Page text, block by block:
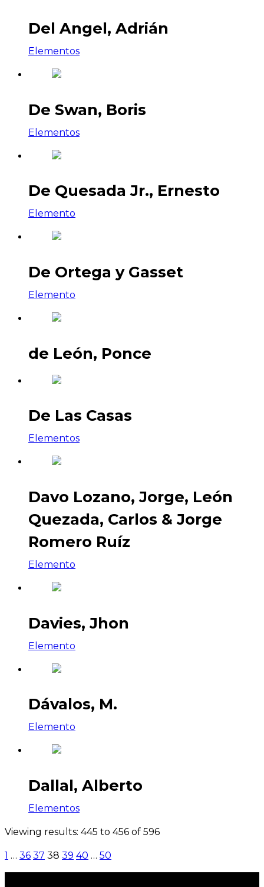
Del Angel, Adrián
Elementos
De Swan, Boris
Elementos
De Quesada Jr., Ernesto
Elemento
De Ortega y Gasset
Elemento
de León, Ponce
De Las Casas
Elementos
Davo Lozano, Jorge, León
Quezada, Carlos & Jorge
Romero Ruíz
Elemento
Davies, Jhon
Elemento
Dávalos, M.
Elemento
Dallal, Alberto
Elementos
Viewing results: 445 to 456 of 596
1 … 36 37 38 39 40 … 50